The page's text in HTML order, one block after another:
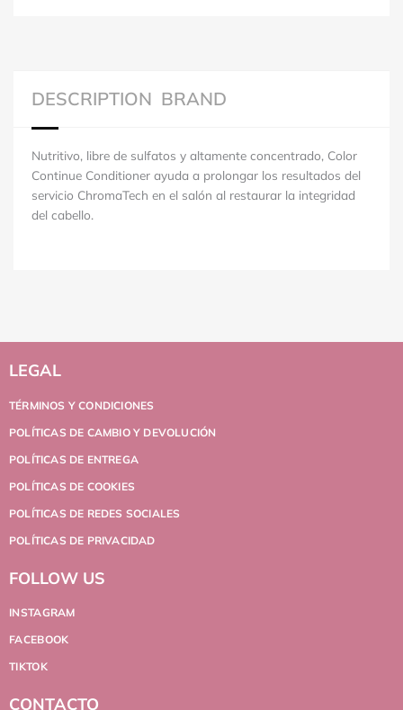
DESCRIPTION BRAND
Nutritivo, libre de sulfatos y altamente concentrado, Color
Continue Conditioner ayuda a prolongar los resultados del
servicio ChromaTech en el salón al restaurar la integridad
del cabello.
LEGAL
TÉRMINOS Y CONDICIONES
POLÍTICAS DE CAMBIO Y DEVOLUCIÓN
POLÍTICAS DE ENTREGA
POLÍTICAS DE COOKIES
POLÍTICAS DE REDES SOCIALES
POLÍTICAS DE PRIVACIDAD
FOLLOW US
INSTAGRAM
FACEBOOK
TIKTOK
CONTACTO